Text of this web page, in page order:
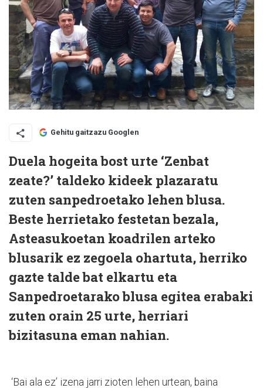
Gehitu gaitzazu Googlen
Duela hogeita bost urte ‘Zenbat
zeate?’ taldeko kideek plazaratu
zuten sanpedroetako lehen blusa.
Beste herrietako festetan bezala,
Asteasukoetan koadrilen arteko
blusarik ez zegoela ohartuta, herriko
gazte talde bat elkartu eta
Sanpedroetarako blusa egitea erabaki
zuten orain 25 urte, herriari
bizitasuna eman nahian.
‘Bai ala ez’ izena jarri zioten lehen urtean, baina